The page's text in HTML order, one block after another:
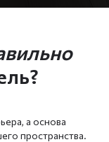
а основа
пространства.